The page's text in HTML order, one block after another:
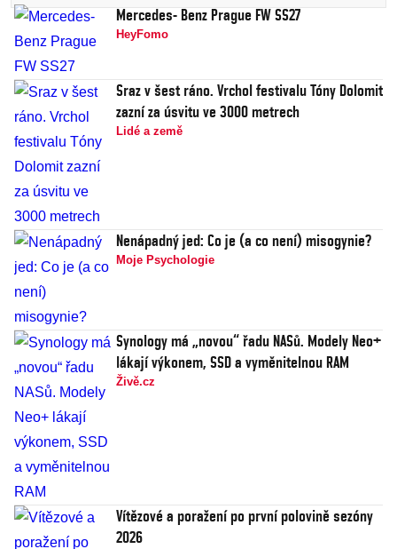
Mercedes- Benz Prague FW SS27
HeyFomo
Sraz v šest ráno. Vrchol festivalu Tóny Dolomit
zazní za úsvitu ve 3000 metrech
Lidé a země
Nenápadný jed: Co je (a co není) misogynie?
Moje Psychologie
Synology má „novou“ řadu NASů. Modely Neo+
lákají výkonem, SSD a vyměnitelnou RAM
Živě.cz
Vítězové a poražení po první polovině sezóny
2026